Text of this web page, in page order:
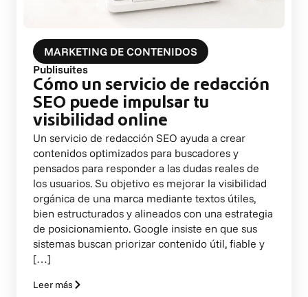
MARKETING DE CONTENIDOS
Publisuites
Cómo un servicio de redacción
SEO puede impulsar tu
visibilidad online
Un servicio de redacción SEO ayuda a crear
contenidos optimizados para buscadores y
pensados para responder a las dudas reales de
los usuarios. Su objetivo es mejorar la visibilidad
orgánica de una marca mediante textos útiles,
bien estructurados y alineados con una estrategia
de posicionamiento. Google insiste en que sus
sistemas buscan priorizar contenido útil, fiable y
[…]
Leer más